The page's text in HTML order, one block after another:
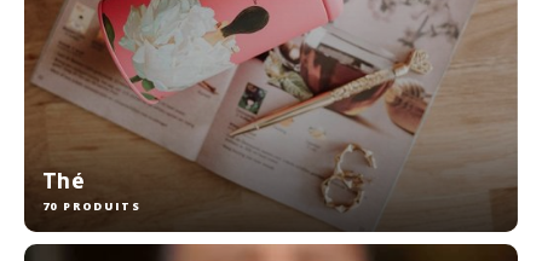
KK Merchandise
Livres
Petit déjeuner
Outdoor accessoires
Thé
70 PRODUITS